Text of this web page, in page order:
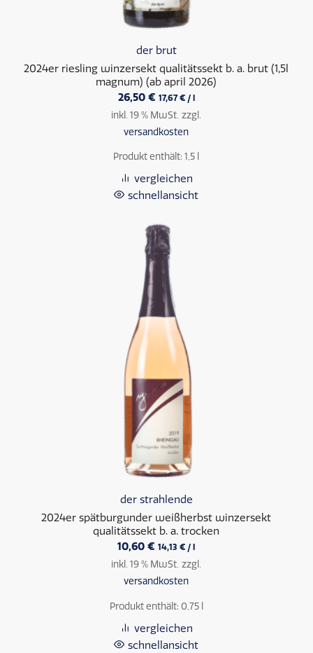
der brut
2024er riesling winzersekt qualitätssekt b. a. brut (1,5l
magnum) (ab april 2026)
26,50 € 17,67 €/ l
inkl. 19 % MwSt. zzgl.
versandkosten
Produkt enthält: 1,5
vergleichen
schnellansicht
der strahlende
2024er spätburgunder weißherbst winzersekt
qualitätssekt b. a. trocken
10,60€ 14,13€ /l
inkl. 19 % MwSt. zzgl.
versandkosten
Produkt enthält: 0,75
vergleichen
schnellansicht